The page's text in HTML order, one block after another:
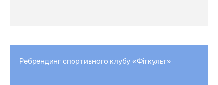
Ребрендинг спортивного клубу «Фіткульт»